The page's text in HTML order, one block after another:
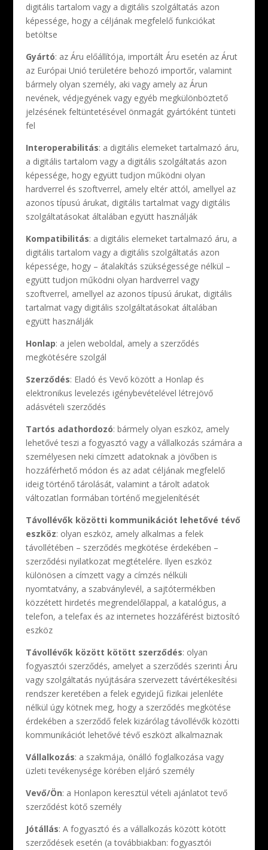
digitális tartalom vagy a digitális szolgáltatás azon
képessége, hogy a céljának megfelelő funkciókat
betöltse
Gyártó: az Áru előállítója, importált Áru esetén az Árut
az Európai Unió területére behozó importőr, valamint
bármely olyan személy, aki vagy amely az Árun
nevének, védjegyének vagy egyéb megkülönböztető
jelzésének feltüntetésével önmagát gyártóként tünteti
fel
Interoperabilitás: a digitális elemeket tartalmazó áru,
a digitális tartalom vagy a digitális szolgáltatás azon
képessége, hogy együtt tudjon működni olyan
hardverrel és szoftverrel, amely eltér attól, amellyel az
azonos típusú árukat, digitális tartalmat vagy digitális
szolgáltatásokat általában együtt használják
Kompatibilitás: a digitális elemeket tartalmazó áru, a
digitális tartalom vagy a digitális szolgáltatás azon
képessége, hogy – átalakítás szükségessége nélkül –
együtt tudjon működni olyan hardverrel vagy
szoftverrel, amellyel az azonos típusú árukat, digitális
tartalmat vagy digitális szolgáltatásokat általában
együtt használják
Honlap: a jelen weboldal, amely a szerződés
megkötésére szolgál
Szerződés: Eladó és Vevő között a Honlap és
elektronikus levelezés igénybevételével létrejövő
adásvételi szerződés
Tartós adathordozó: bármely olyan eszköz, amely
lehetővé teszi a fogyasztó vagy a vállalkozás számára a
személyesen neki címzett adatoknak a jövőben is
hozzáférhető módon és az adat céljának megfelelő
ideig történő tárolását, valamint a tárolt adatok
változatlan formában történő megjelenítését
Távollévők közötti kommunikációt lehetővé tévő
eszköz: olyan eszköz, amely alkalmas a felek
távollétében – szerződés megkötése érdekében –
szerződési nyilatkozat megtételére. Ilyen eszköz
különösen a címzett vagy a címzés nélküli
nyomtatvány, a szabványlevél, a sajtótermékben
közzétett hirdetés megrendelőlappal, a katalógus, a
telefon, a telefax és az internetes hozzáférést biztosító
eszköz
Távollévők között kötött szerződés: olyan
fogyasztói szerződés, amelyet a szerződés szerinti Áru
vagy szolgáltatás nyújtására szervezett távértékesítési
rendszer keretében a felek egyidejű fizikai jelenléte
nélkül úgy kötnek meg, hogy a szerződés megkötése
érdekében a szerződő felek kizárólag távollévők közötti
kommunikációt lehetővé tévő eszközt alkalmaznak
Vállalkozás: a szakmája, önálló foglalkozása vagy
üzleti tevékenysége körében eljáró személy
Vevő/Ön: a Honlapon keresztül vételi ajánlatot tevő
szerződést kötő személy
Jótállás: A fogyasztó és a vállalkozás között kötött
szerződések esetén (a továbbiakban: fogyasztói